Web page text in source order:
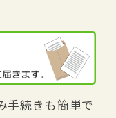
手続きも簡単で